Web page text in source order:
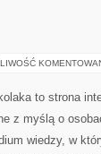
to strona
z myślą o
wiedzy, w